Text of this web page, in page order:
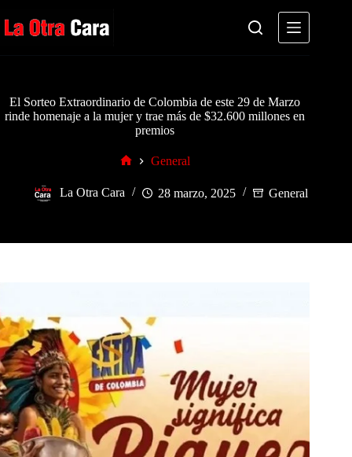
al
contenido
El Sorteo Extraordinario de Colombia de este 29 de Marzo
rinde homenaje a la mujer y trae más de $32.600 millones en
premios
General
La Otra Cara 28 marzo, 2025 General